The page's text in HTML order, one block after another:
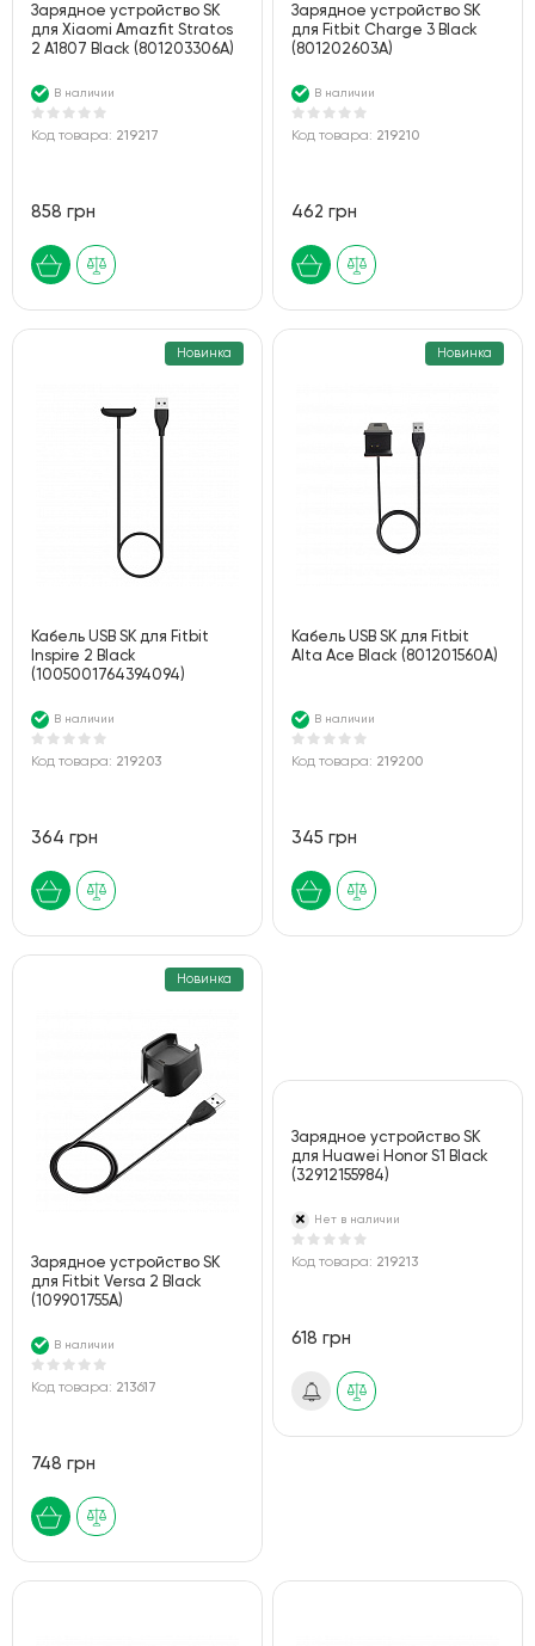
Зарядное устройство SK
для Xiaomi Amazfit Stratos
2 A1807 Black (801203306A)
В наличии
Код товара: 219217
858 грн
Зарядное устройство SK
для Fitbit Charge 3 Black
(801202603A)
В наличии
Код товара: 219210
462 грн
Новинка
Кабель USB SK для Fitbit
Inspire 2 Black
(1005001764394094)
В наличии
Код товара: 219203
364 грн
Новинка
Кабель USB SK для Fitbit
Alta Ace Black (801201560A)
В наличии
Код товара: 219200
345 грн
Новинка
Зарядное устройство SK
для Fitbit Versa 2 Black
(109901755A)
В наличии
Код товара: 213617
748 грн
Зарядное устройство SK
для Huawei Honor S1 Black
(32912155984)
Нет в наличии
Код товара: 219213
618 грн